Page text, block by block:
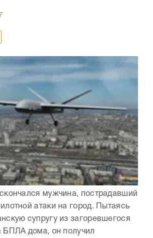
мужчина, пострадавший
атаки на город. Пытаясь
супругу из загоревшегося
БПЛА дома, он получил